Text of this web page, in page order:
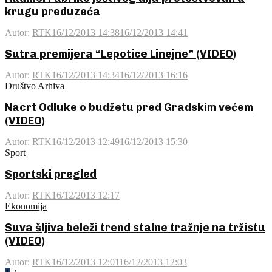
krugu preduzeća
Autor: RTK16/12/2013 14:3816/12/2013 14:41
Sutra premijera “Lepotice Linejne” (VIDEO)
Autor: RTK16/12/2013 14:3416/12/2013 16:16
Društvo Arhiva
Nacrt Odluke o budžetu pred Gradskim većem
(VIDEO)
Autor: RTK16/12/2013 12:4916/12/2013 15:30
Sport
Sportski pregled
Autor: RTK16/12/2013 12:17
Ekonomija
Suva šljiva beleži trend stalne tražnje na tržistu
(VIDEO)
Autor: RTK16/12/2013 12:0116/12/2013 12:03